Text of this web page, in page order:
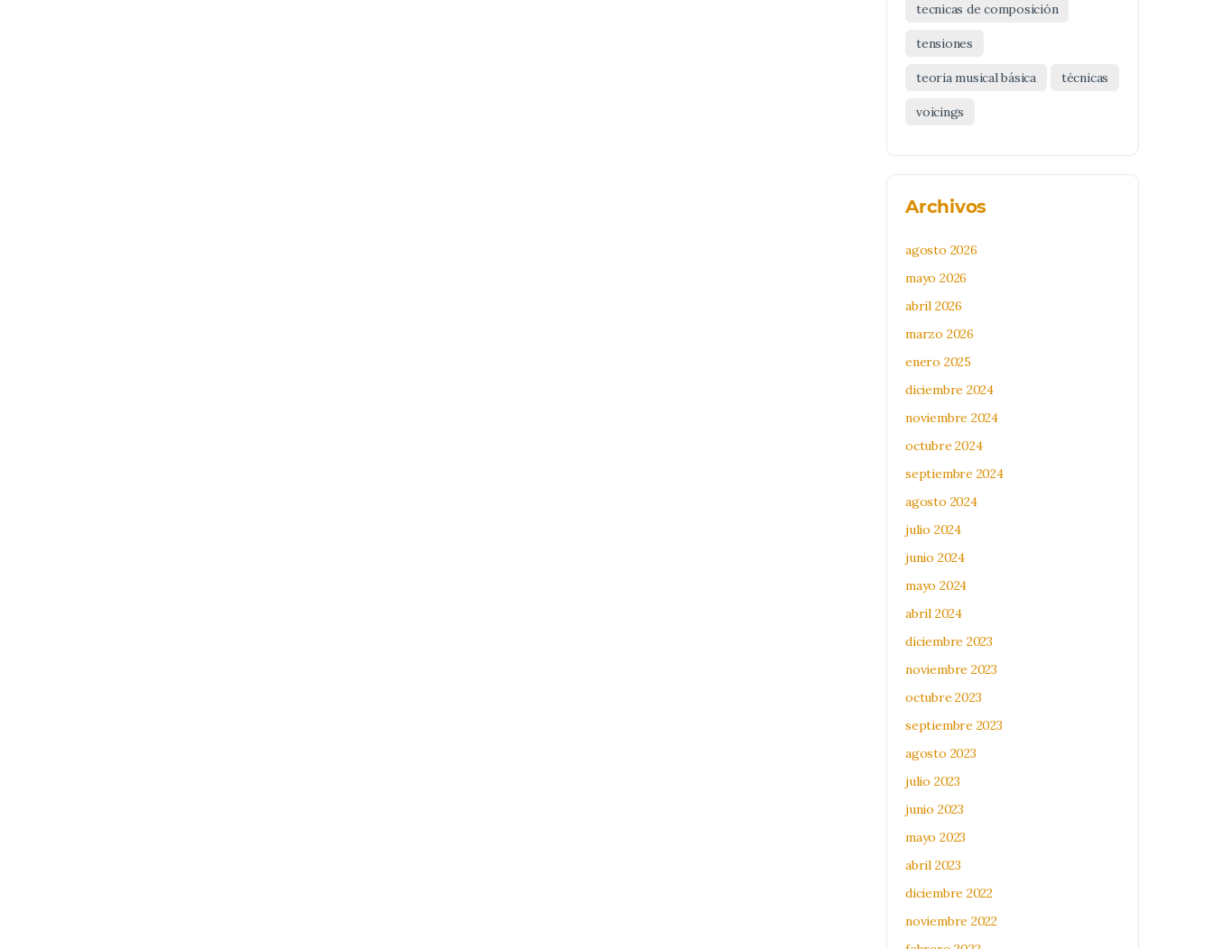
tecnicas de composición
tensiones
teoria musical básica técnicas
voicings
Archivos
agosto 2026
mayo 2026
abril 2026
marzo 2026
enero 2025
diciembre 2024
noviembre 2024
octubre 2024
septiembre 2024
agosto 2024
julio 2024
junio 2024
mayo 2024
abril 2024
diciembre 2023
noviembre 2023
octubre 2023
septiembre 2023
agosto 2023
julio 2023
junio 2023
mayo 2023
abril 2023
diciembre 2022
noviembre 2022